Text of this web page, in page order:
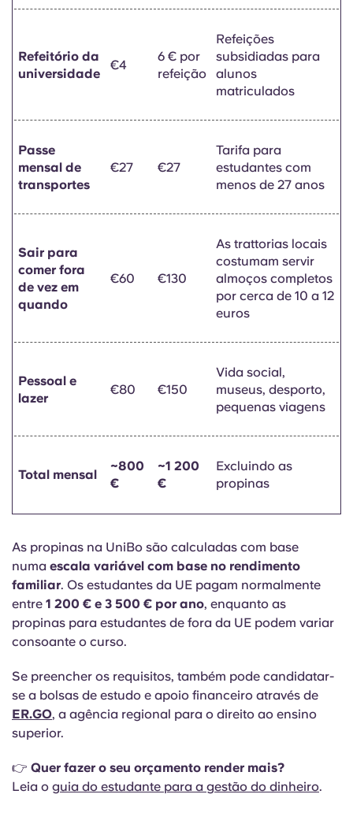
Refeitório da
universidade
€4
6 € por
refeição
Refeições
subsidiadas para
alunos
matriculados
Passe
mensal de
transportes
€27 €27
Tarifa para
estudantes com
menos de 27 anos
Sair para
comer fora
de vez em
quando
€60 €130
As trattorias locais
costumam servir
almoços completos
por cerca de 10 a 12
euros
Pessoal e
lazer
€80 €150
Vida social,
museus, desporto,
pequenas viagens
Total mensal
~800
€
~1 200
€
Excluindo as
propinas
As propinas na UniBo são calculadas com base
numa escala variável com base no rendimento
familiar. Os estudantes da UE pagam normalmente
entre 1 200 € e 3 500 € por ano, enquanto as
propinas para estudantes de fora da UE podem variar
consoante o curso.
Se preencher os requisitos, também pode candidatar-
se a bolsas de estudo e apoio financeiro através de
ER.GO, a agência regional para o direito ao ensino
superior.
👉 Quer fazer o seu orçamento render mais?
Leia o guia do estudante para a gestão do dinheiro.